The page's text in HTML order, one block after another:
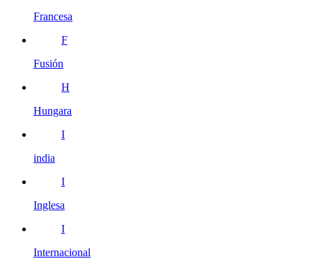
Francesa
F
Fusión
H
Hungara
I
india
I
Inglesa
I
Internacional